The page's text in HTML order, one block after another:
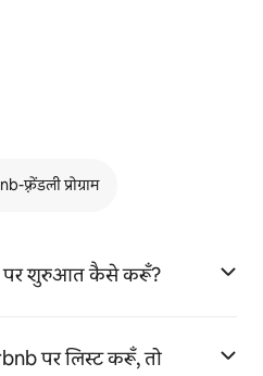
फ़्रेंडली प्रोग्राम
पर शुरुआत कैसे करूँ?
पर लिस्ट करूँ, तो